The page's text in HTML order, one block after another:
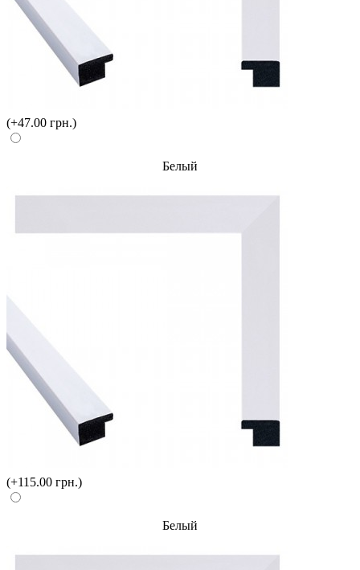
(+47.00 грн.)
Белый
(+115.00 грн.)
Белый